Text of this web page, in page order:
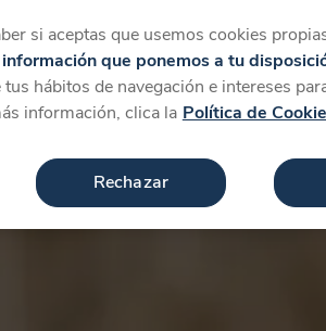
Más
si aceptas que usemos cookies
que ponemos a tu
hábitos de navegación e intereses
información, clica la Política de
Rechazar